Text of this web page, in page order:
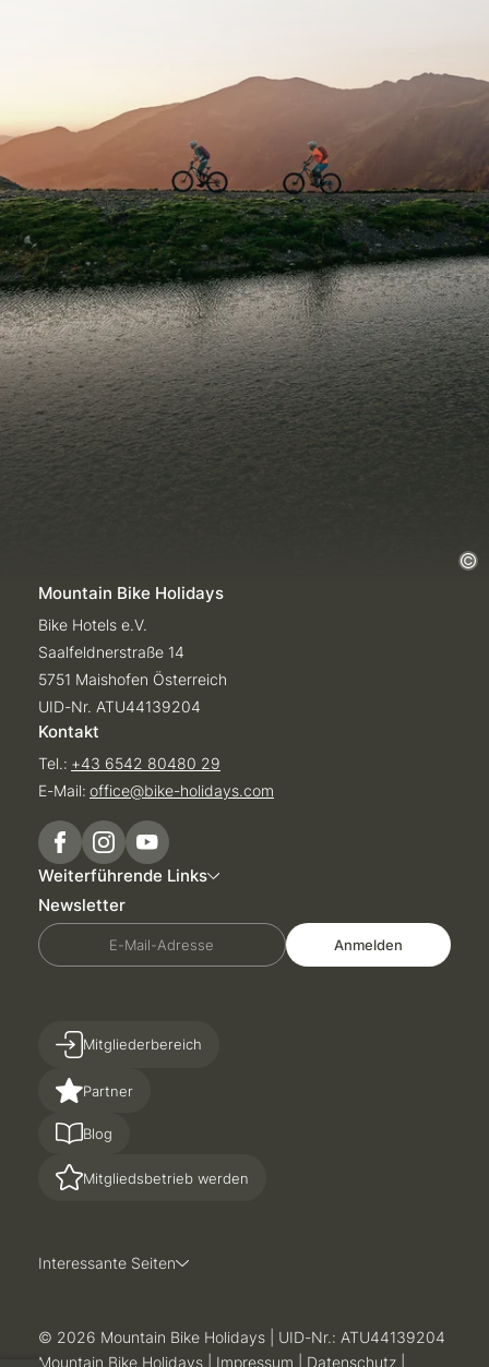
Mountain Bike Holidays
Bike Hotels e.V.
Saalfeldnerstraße 14
5751 Maishofen Österreich
UID-Nr. ATU44139204
Kontakt
Tel.: +43 6542 80480 29
E-Mail: office@bike-holidays.com
Weiterführende Links
Newsletter
E-Mail-Adresse Anmelden
Partner
Blog
Mitgliedsbetrieb werden
Mitgliederbereich
Interessante Seiten
© 2026 Mountain Bike Holidays
UID-Nr.: ATU44139204
Mountain Bike Holidays
Impressum Datenschutz